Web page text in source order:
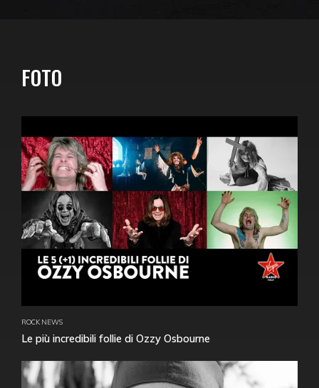
FOTO
ROCK NEWS
Le più incredibili follie di Ozzy Osbourne